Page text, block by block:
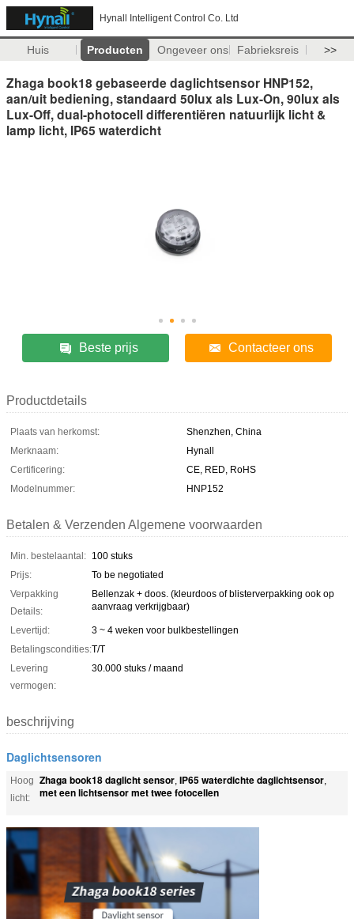
Hynall Intelligent Control Co. Ltd
Huis Producten Ongeveer ons Fabrieksreis >>
Zhaga book18 gebaseerde daglichtsensor HNP152,
aan/uit bediening, standaard 50lux als Lux-On, 90lux als
Lux-Off, dual-photocell differentiëren natuurlijk licht &
lamp licht, IP65 waterdicht
Beste prijs Contacteer ons
Productdetails
Plaats van herkomst:
Shenzhen, China
Merknaam:
Hynall
Certificering:
CE, RED, RoHS
Modelnummer:
HNP152
Betalen & Verzenden Algemene voorwaarden
Min. bestelaantal: 100 stuks
Prijs:
To be negotiated
Verpakking
Details:
Bellenzak + doos. (kleurdoos of blisterverpakking ook op
aanvraag verkrijgbaar)
Levertijd:
3 ~ 4 weken voor bulkbestellingen
Betalingscondities:T/T
Levering
vermogen:
30.000 stuks / maand
beschrijving
Daglichtsensoren
Hoog
licht:
Zhaga book18 daglicht sensor, IP65 waterdichte daglichtsensor,
met een lichtsensor met twee fotocellen